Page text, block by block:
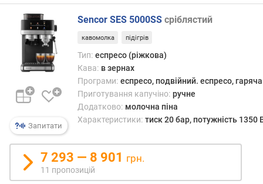
г
)
р
з
р
в
а
р
д
л
я
Запитати
Sencor SES 5000SS сріблястий
кавомолка підігрів
Тип: еспресо (ріжкова)
Кава: в зернах
Програми: еспресо, подвійний. еспресо,
Приготування капучіно: ручне
Додатково: молочна піна
Характеристики: тиск 20 бар, потужність 1350
7 293 — 8 901 грн.
11 пропозицій